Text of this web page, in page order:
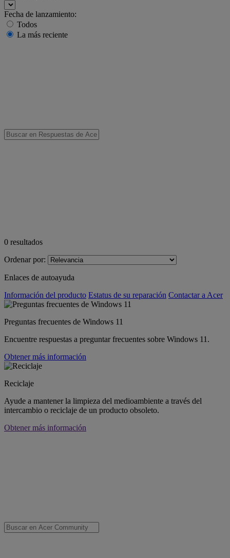
Fecha de lanzamiento:
Todos
La más reciente
0 resultados
Ordenar por:
Enlaces de autoayuda
Información del producto Estatus de su reparación Contactar a Acer
Preguntas frecuentes de Windows 11
Encuentre respuestas a preguntar frecuentes sobre Windows 11.
Obtener más información
Reciclaje
Ayude a mantener la limpieza del medioambiente a través del
intercambio o reciclaje de un producto obsoleto.
Obtener más información